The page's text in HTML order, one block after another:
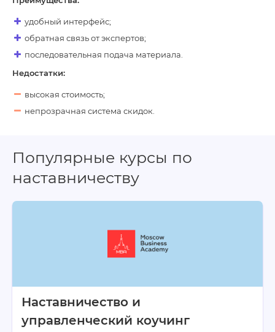
удобный интерфейс;
обратная связь от экспертов;
последовательная подача материала.
Недостатки:
высокая стоимость;
непрозрачная система скидок.
Популярные курсы по
наставничеству
Наставничество и
управленческий коучинг